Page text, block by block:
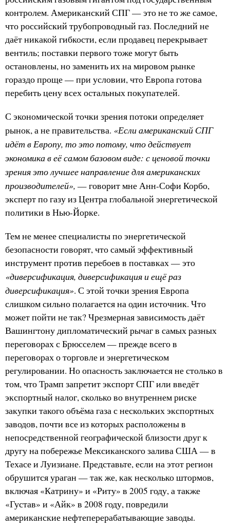
контролем. Американский СПГ — это не то же самое,
что российский трубопроводный газ. Последний не
даёт никакой гибкости, если продавец перекрывает
вентиль; поставки первого тоже могут быть
остановлены, но заменить их на мировом рынке
гораздо проще — при условии, что Европа готова
перебить цену всех остальных покупателей.
С экономической точки зрения потоки определяет
рынок, а не правительства. «Если американский СПГ
идёт в Европу, то это потому, что действует
экономика в её самом базовом виде: с ценовой точки
зрения это лучшее направление для американских
производителей», — говорит мне Анн-Софи Корбо,
эксперт по газу из Центра глобальной энергетической
политики в Нью-Йорке.
Тем не менее специалисты по энергетической
безопасности говорят, что самый эффективный
инструмент против перебоев в поставках — это
«диверсификация, диверсификация и ещё раз
диверсификация». С этой точки зрения Европа
слишком сильно полагается на один источник. Что
может пойти не так? Чрезмерная зависимость даёт
Вашингтону дипломатический рычаг в самых разных
переговорах с Брюсселем — прежде всего в
переговорах о торговле и энергетическом
регулировании. Но опасность заключается не столько в
том, что Трамп запретит экспорт СПГ или введёт
экспортный налог, сколько во внутреннем риске
закупки такого объёма газа с нескольких экспортных
заводов, почти все из которых расположены в
непосредственной географической близости друг к
другу на побережье Мексиканского залива США — в
Техасе и Луизиане. Представьте, если на этот регион
обрушится ураган — так же, как несколько штормов,
включая «Катрину» и «Риту» в 2005 году, а также
«Густав» и «Айк» в 2008 году, повредили
американские нефтеперерабатывающие заводы.